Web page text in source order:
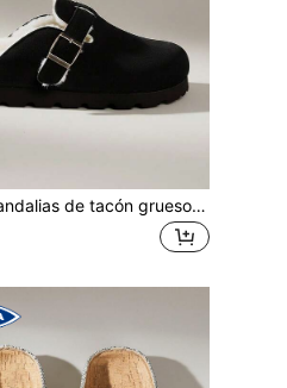
Solecia Sandalias de tacón grueso con puntera cerrada de estilo retro para mujer, nuevas con aumento de altura